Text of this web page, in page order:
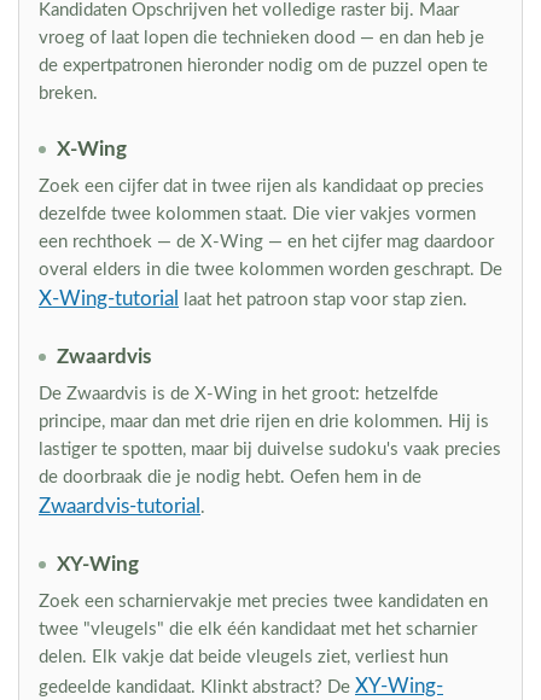
Kandidaten Opschrijven het volledige raster bij. Maar
vroeg of laat lopen die technieken dood — en dan heb je
de expertpatronen hieronder nodig om de puzzel open te
breken.
X-Wing
Zoek een cijfer dat in twee rijen als kandidaat op precies
dezelfde twee kolommen staat. Die vier vakjes vormen
een rechthoek — de X-Wing — en het cijfer mag daardoor
overal elders in die twee kolommen worden geschrapt. De
X-Wing-tutorial laat het patroon stap voor stap zien.
Zwaardvis
De Zwaardvis is de X-Wing in het groot: hetzelfde
principe, maar dan met drie rijen en drie kolommen. Hij is
lastiger te spotten, maar bij duivelse sudoku's vaak precies
de doorbraak die je nodig hebt. Oefen hem in de
Zwaardvis-tutorial .
XY-Wing
Zoek een scharniervakje met precies twee kandidaten en
twee "vleugels" die elk één kandidaat met het scharnier
delen. Elk vakje dat beide vleugels ziet, verliest hun
gedeelde kandidaat. Klinkt abstract? De XY-Wing-